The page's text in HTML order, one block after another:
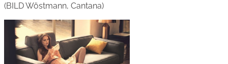
(BILD Wöstmann, Cantana)